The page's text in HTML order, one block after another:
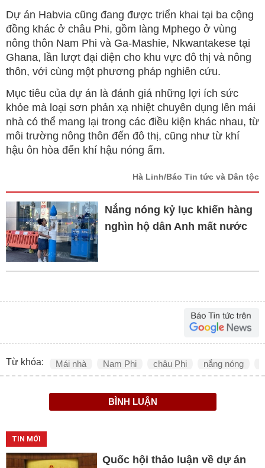
Dự án Habvia cũng đang được triển khai tại ba cộng
đồng khác ở châu Phi, gồm làng Mphego ở vùng
nông thôn Nam Phi và Ga-Mashie, Nkwantakese tại
Ghana, lần lượt đại diện cho khu vực đô thị và nông
thôn, với cùng một phương pháp nghiên cứu.
Mục tiêu của dự án là đánh giá những lợi ích sức
khỏe mà loại sơn phản xạ nhiệt chuyên dụng lên mái
nhà có thể mang lại trong các điều kiện khác nhau, từ
môi trường nông thôn đến đô thị, cũng như từ khí
hậu ôn hòa đến khí hậu nóng ẩm.
Hà Linh/Báo Tin tức và Dân tộc
Nắng nóng kỷ lục khiến hàng
nghìn hộ dân Anh mất nước
Từ khóa: Mái nhà Nam Phi châu Phi nắng nóng
BÌNH LUẬN
TIN MỚI
Quốc hội thảo luận về dự án